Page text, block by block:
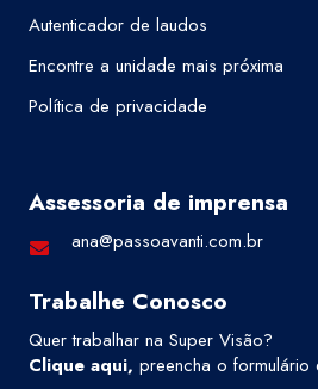
Autenticador de laudos
Encontre a unidade mais próxima
Política de privacidade
Assessoria de imprensa
ana@passoavanti.com.br
Trabalhe Conosco
Quer trabalhar na Super Visão?
Clique aqui, preencha o formulário